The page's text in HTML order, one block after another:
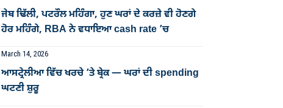
ਜੇਬ ਢਿੱਲੀ, ਪਟਰੌਲ ਮਹਿੰਗਾ, ਹੁਣ ਘਰਾਂ ਦੇ ਕਰਜ਼ੇ ਵੀ ਹੋਣਗੇ
ਹੋਰ ਮਹਿੰਗੇ, RBA ਨੇ ਵਧਾਇਆ cash rate ’ਚ
March 14, 2026
ਆਸਟ੍ਰੇਲੀਆ ਵਿੱਚ ਖਰਚੇ ’ਤੇ ਬ੍ਰੇਕ — ਘਰਾਂ ਦੀ spending
ਘਟਣੀ ਸ਼ੁਰੂ